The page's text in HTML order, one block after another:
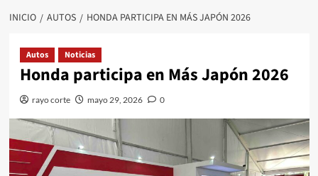
INICIO AUTOS HONDA PARTICIPA EN MÁS JAPÓN 2026
Autos Noticias
Honda participa en Más Japón 2026
rayo corte mayo 29, 2026 0